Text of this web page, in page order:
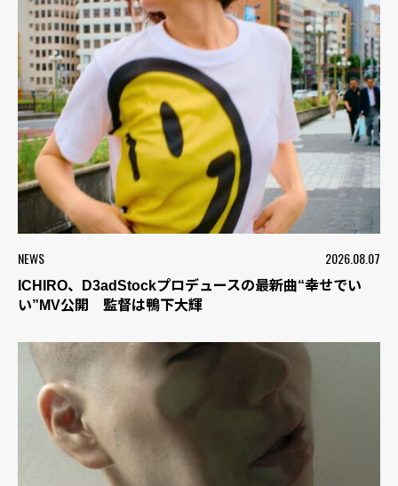
NEWS 2026.08.07
ICHIRO、D3adStockプロデュースの最新曲“幸せでい
い”MV公開 監督は鴨下大輝